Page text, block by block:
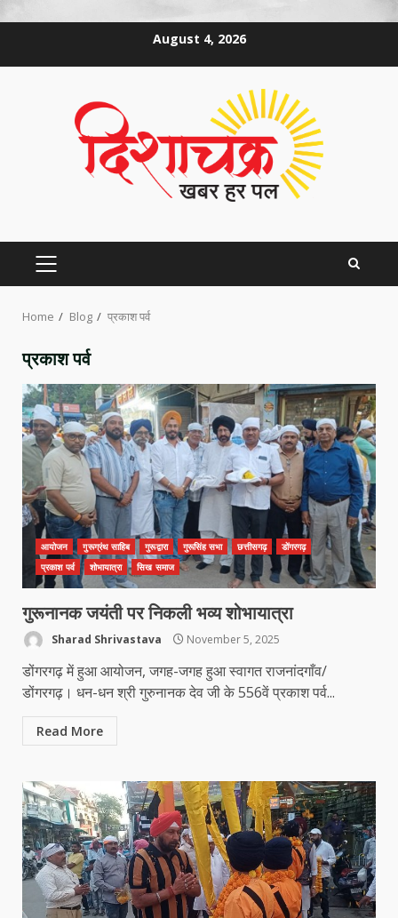
August 4, 2026
PRIMARY
Home Blog प्रकाश पर्व
प्रकाश पर्व
आयोजन गुरूग्रंथ साहिब गुरूद्वारा गुरूसिंह सभा छत्तीसगढ़
डोंगरगढ़
प्रकाश पर्व
शोभायात्रा सिख समाज
गुरूनानक जयंती पर निकली भव्य शोभायात्रा
Sharad Shrivastava November 5, 2025
डोंगरगढ़ में हुआ आयोजन, जगह-जगह हुआ स्वागत राजनांदगाँव/
डोंगरगढ़। धन-धन श्री गुरुनानक देव जी के 556वें प्रकाश पर्व...
Read More